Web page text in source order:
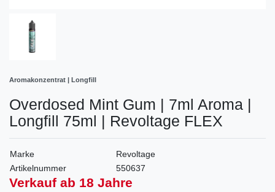
Aromakonzentrat | Longfill
Overdosed Mint Gum | 7ml Aroma |
Longfill 75ml | Revoltage FLEX
Marke
Revoltage
Artikelnummer
550637
Verkauf ab 18 Jahre